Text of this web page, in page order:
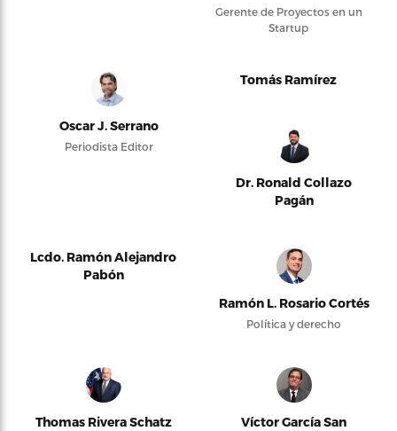
Gerente de Proyectos en un
Startup
Oscar J. Serrano
Periodista Editor
Tomás Ramírez
Dr. Ronald Collazo
Pagán
Lcdo. Ramón Alejandro
Pabón
Ramón L. Rosario Cortés
Política y derecho
Thomas Rivera Schatz
Víctor García San